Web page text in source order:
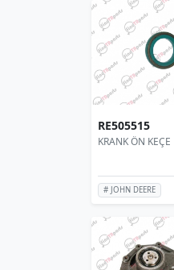
RE505515
KRANK ÖN KEÇE
# JOHN DEERE